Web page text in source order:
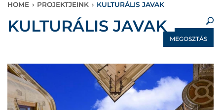
HOME › PROJEKTJEINK › KULTURÁLIS JAVAK
×
KULTURÁLIS JAVAK
MEGOSZTÁS